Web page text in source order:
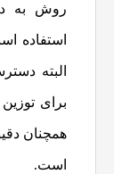
روش به
استفاده
البته
برای
است.